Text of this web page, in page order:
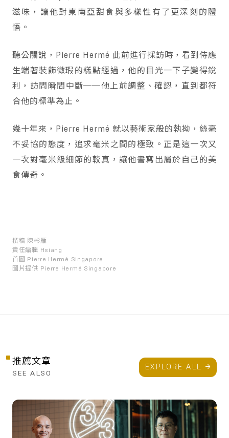
滋味，讓他對東南亞甜食與多樣性有了更深刻的體
悟。
聽公關說，Pierre Hermé 此前進行採訪時，看到侍應
生端著裝飾微瑕的糕點經過，他的目光一下子變得銳
利，訪問瞬間中斷──他上前調整、確認，直到都符
合他的標準為止。
幾十年來，Pierre Hermé 就以藝術家般的執拗，絲毫
不妥協的態度，追求毫米之間的極致。正是這一次又
一次對毫米級細節的較真，讓他書寫出屬於自己的美
食傳奇。
撰稿 陳彬雁
責任編輯 Hsiang
首圖
Pierre Hermé Singapore
圖片提供 Pierre Hermé Singapore
推薦文章
SEE ALSO
EXPLORE ALL